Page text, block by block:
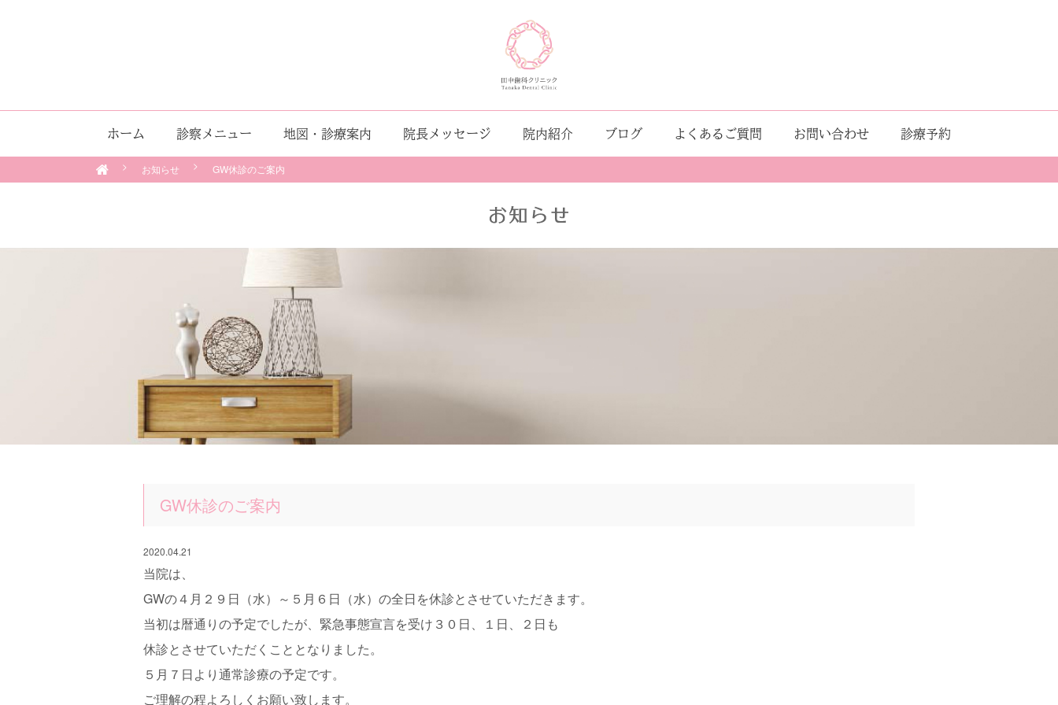
ホーム 診察メニュー 地図・診療案内 院長メッセージ 院内紹介 ブログ よくあるご質問 お問い合わせ 診療予約
お知らせ GW休診のご案内
GW休診のご案内
2020.04.21
当院は、
GWの４月２９日（水）～５月６日（水）の全日を休診とさせていただきます。
当初は暦通りの予定でしたが、緊急事態宣言を受け３０日、１日、２日も
休診とさせていただくこととなりました。
５月７日より通常診療の予定です。
ご理解の程よろしくお願い致します。